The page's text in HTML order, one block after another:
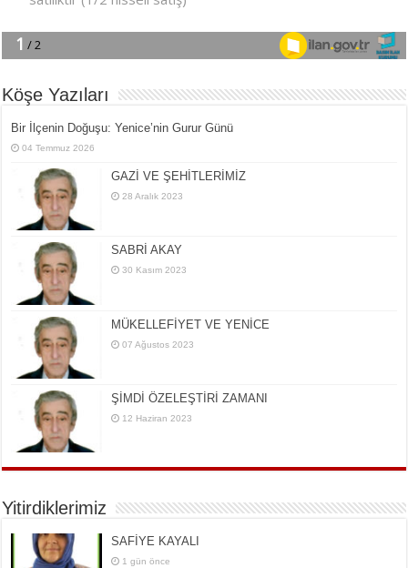
Köşe Yazıları
Bir İlçe­nin Do­ğu­şu: Ye­ni­ce’nin Gurur Günü
04 Temmuz 2026
GAZİ VE ŞEHİTLERİMİZ
28 Aralık 2023
SABRİ AKAY
30 Kasım 2023
MÜKELLEFİYET VE YENİCE
07 Ağustos 2023
ŞİMDİ ÖZELEŞTİRİ ZAMANI
12 Haziran 2023
Yitirdiklerimiz
SAFİYE KAYALI
1 gün önce